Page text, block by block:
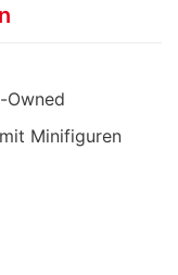
Owned
Minifiguren